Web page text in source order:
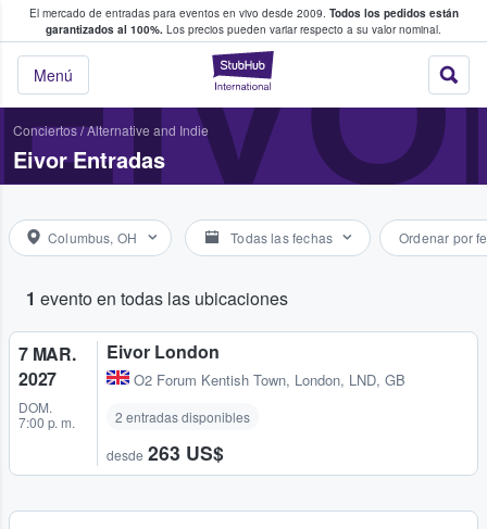
El mercado de entradas para eventos en vivo desde 2009. Todos los pedidos están
garantizados al 100%. Los precios pueden variar respecto a su valor nominal.
StubHub:
Menú
y venta de entradas entre fans
Conciertos/Alternative and Indie
Eivor Entradas
Columbus, OH Todas las fechas Ordenar por
1 evento en todas las ubicaciones
7 MAR.
2027
DOM.
7:00 p. m.
Eivor London
O2 Forum Kentish Town, London, LND, GB
2 entradas disponibles
desde 263 US$